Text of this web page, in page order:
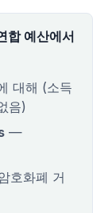
합 예산에서
대해 (소득
음)
—
호화폐 거